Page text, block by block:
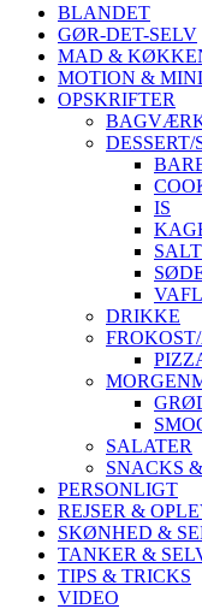
BLANDET
GØR-DET-SELV
MAD &
MOTION &
OPSKRIFTER
IS
DRIKKE
SALATER
SNACKS
PERSONLIGT
REJSER &
SKØNHED &
TANKER &
TIPS & TRICKS
VIDEO